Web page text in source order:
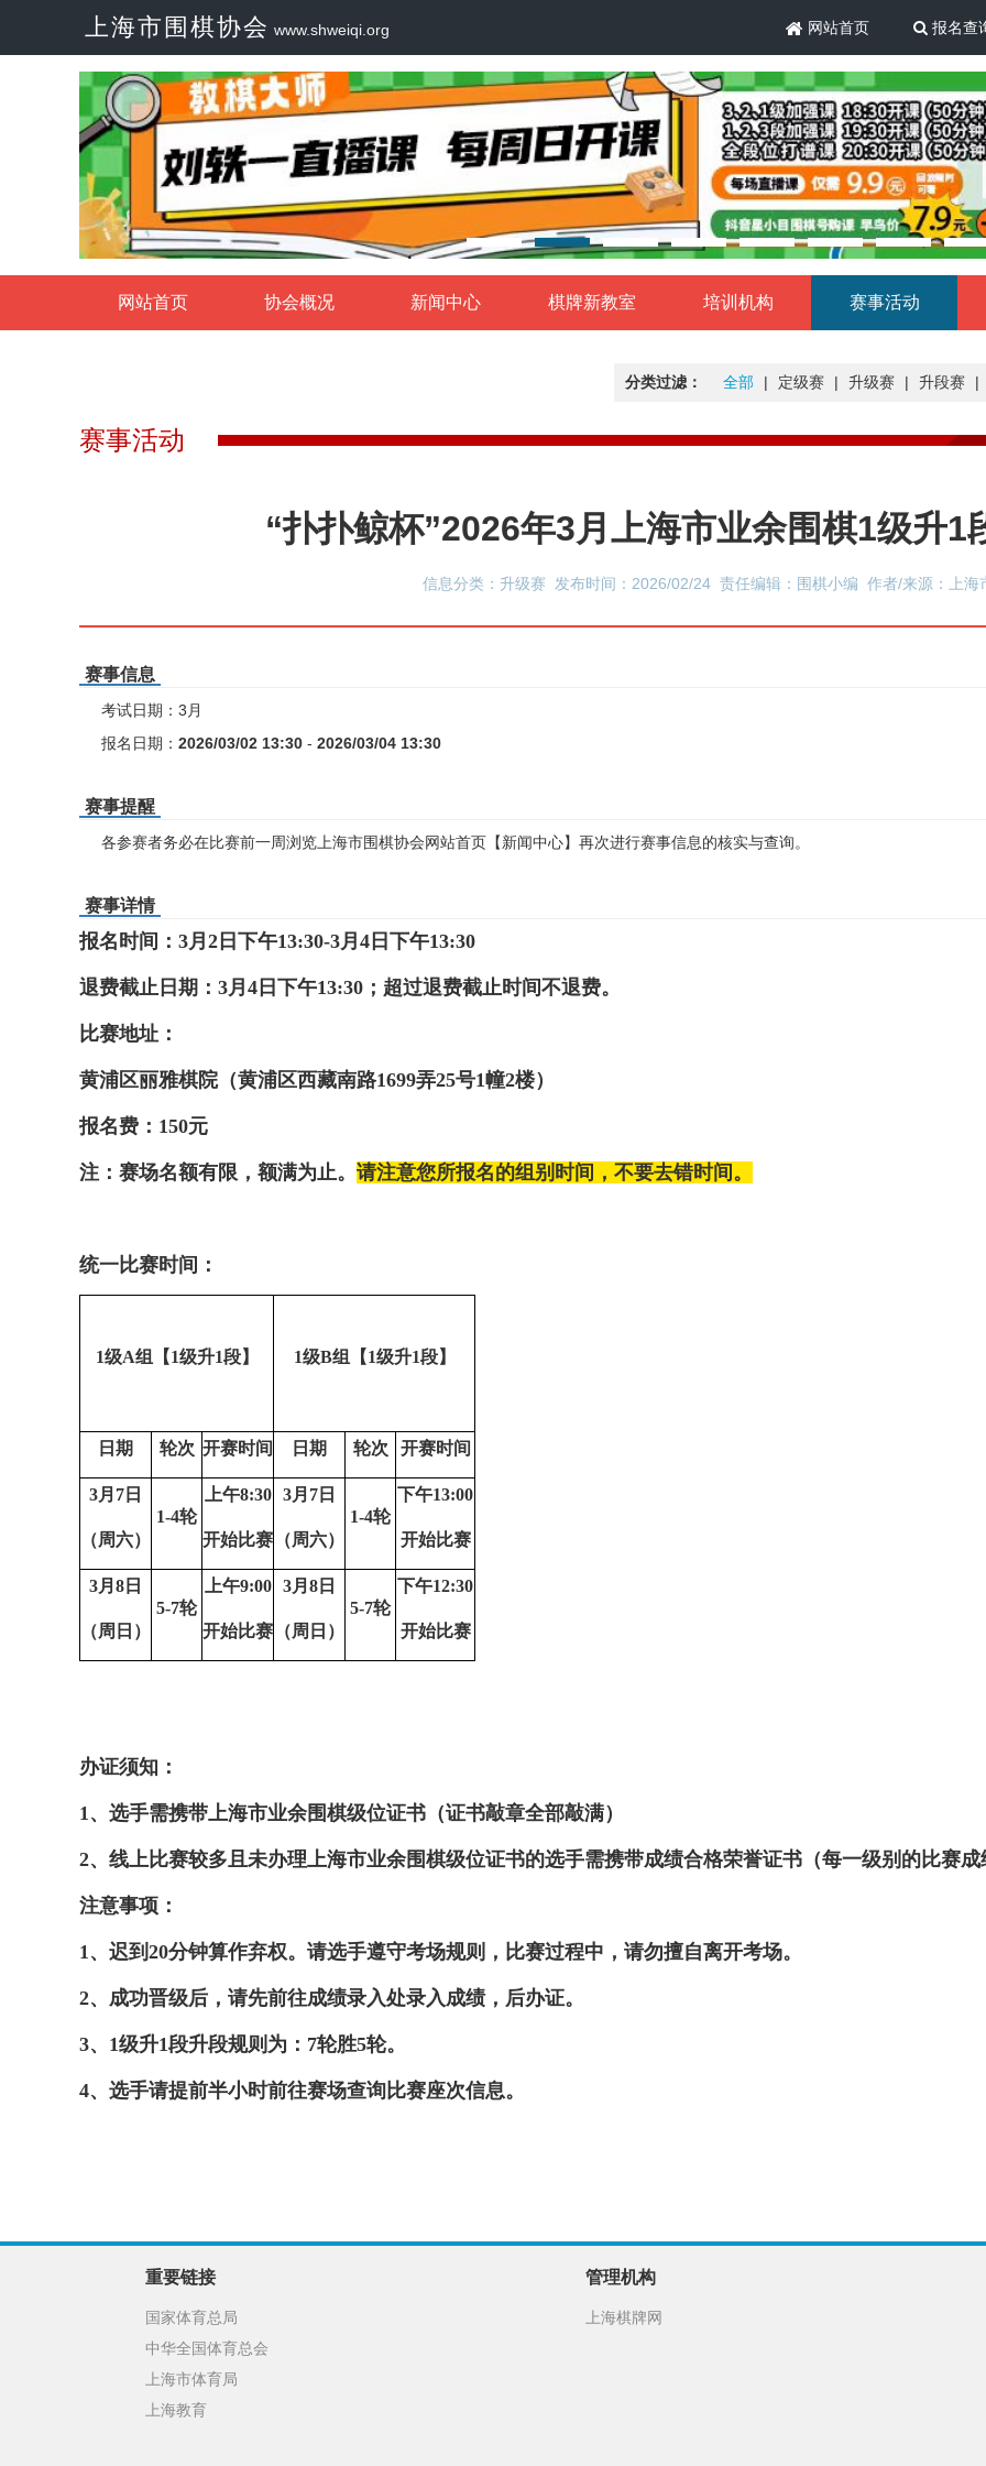
上海市围棋协会 www.shweiqi.org 网站首页 报名查
网站首页 协会概况 新闻中心 棋牌新教室 培训机构 赛事活动
分类过滤： 全部 | 定级赛 | 升级赛 | 升段赛 |
赛事活动
“扑扑鲸杯”2026年3月上海市业余围棋1级升1
信息分类：升级赛 发布时间：2026/02/24 责任编辑：围棋小编 作者/来源：上海
赛事信息
考试日期：3月
报名日期： 2026/03/02 13:30 - 2026/03/04 13:30
赛事提醒
各参赛者务必在比赛前一周浏览上海市围棋协会网站首页【新闻中心】再次进行赛事信息的核实与查询。
赛事详情
报名时间：3月2日下午13:30-3月4日下午13:30
退费截止日期：3月4日下午13:30；超过退费截止时间不退费。
比赛地址：
黄浦区丽雅棋院（黄浦区西藏南路1699弄25号1幢2楼）
报名费： 150元
注：赛场名额有限，额满为止。 请注意您所报名的组别时间，不要去错时间。
统一比赛时间：
1级A组 【1级升1段】 1级B组 【1级升1段】
日期 轮次 开赛时间 日期 轮次 开赛时间
3月7 日
（周六）
1-4轮
上午8:30
开始比赛
3月7 日
（周六）
1-4轮
下午13:00
开始比赛
3月8 日
（周日 ）
5-7轮
上午9:00
开始比赛
3月8 日
（周日 ）
5-7轮
下午12:30
开始比赛
办证须知：
1、选手需携带上海市业余围棋级位证书（证书敲章全部敲满）
2、线上比赛较多且未办理上海市业余围棋级位证书的选手需携带成绩合格荣誉证书（每一级别的比赛成
注意事项：
1、迟到20分钟算作弃权。请选手遵守考场规则，比赛过程中，请勿擅自离开考场。
2、 成功晋级后，请先前往成绩录入处录入成绩，后办证。
3、 1级升1段升段规则为：7轮胜5轮。
4、选手请提前半小时前往赛场查询比赛座次信息。
重要链接
国家体育总局
中华全国体育总会
上海市体育局
上海教育
管理机构
上海棋牌网